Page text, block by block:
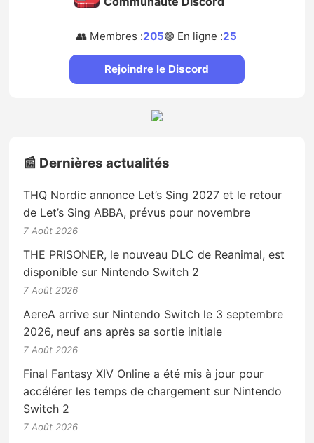
👥 Membres :205🟢 En ligne :25
Rejoindre le Discord
📰 Dernières actualités
THQ Nordic annonce Let’s Sing 2027 et le retour
de Let’s Sing ABBA, prévus pour novembre
7 Août 2026
THE PRISONER, le nouveau DLC de Reanimal, est
disponible sur Nintendo Switch 2
7 Août 2026
AereA arrive sur Nintendo Switch le 3 septembre
2026, neuf ans après sa sortie initiale
7 Août 2026
Final Fantasy XIV Online a été mis à jour pour
accélérer les temps de chargement sur Nintendo
Switch 2
7 Août 2026